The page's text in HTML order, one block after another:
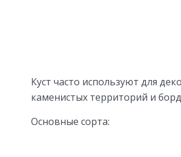
Куст часто используют для
каменистых территорий и
Основные сорта: